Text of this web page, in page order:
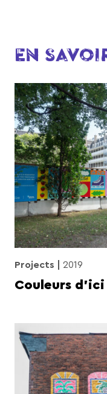
EN
Projects 2019
Couleurs d’ici